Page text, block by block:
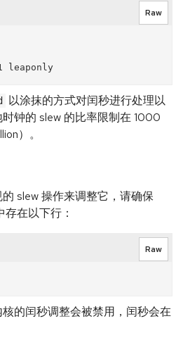
Raw
以涂抹的方式对闰秒进行处理以
钟的 slew 的比率限制在 1000
）。
slew 操作来调整它，请确保
存在以下行：
Raw
的闰秒调整会被禁用，闰秒会在